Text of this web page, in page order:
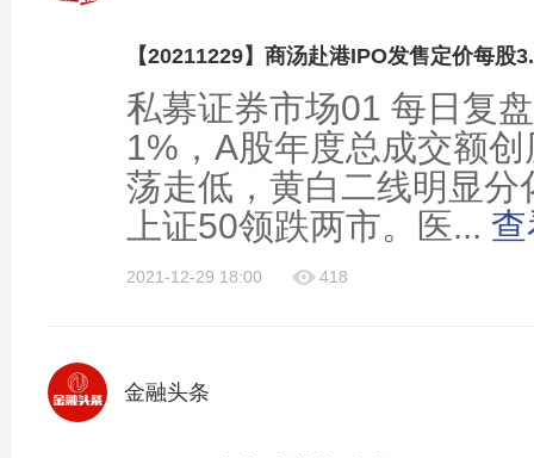
【20211229】商汤赴港IPO发售定价每股
私募证券市场01 每日复
1%，A股年度总成交额
荡走低，黄白二线明显
上证50领跌两市。医...
2021-12-29 18:00 418
金融头条